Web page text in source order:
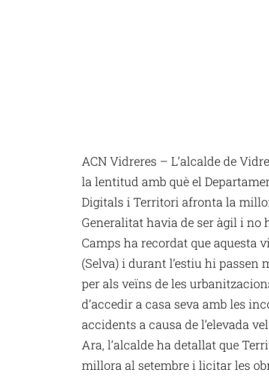
ACN Vidreres – L’alcalde de
la lentitud amb què el
Digitals i Territori afronta la
Generalitat havia de ser àgil i no
Camps ha recordat que aquesta
(Selva) i durant l’estiu hi
per als veïns de les
d’accedir a casa seva amb les
accidents a causa de l’elevada
Ara, l’alcalde ha detallat que
millora al setembre i licitar les